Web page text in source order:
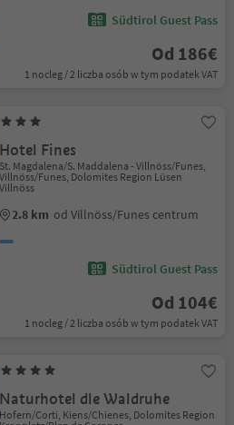
Südtirol Guest Pass
Od 186€
1 nocleg / 2 liczba osób w tym podatek VAT
Hotel Fines
St. Magdalena/S. Maddalena - Villnöss/Funes,
Villnöss/Funes, Dolomites Region Lüsen
Villnöss
2.8 km od Villnöss/Funes centrum
Südtirol Guest Pass
Od 104€
1 nocleg / 2 liczba osób w tym podatek VAT
Naturhotel dle Waldruhe
Hofern/Corti, Kiens/Chienes, Dolomites Region